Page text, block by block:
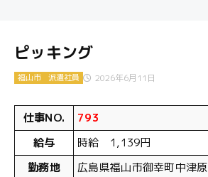
ピッキング
2026年6月11日
福山市 派遣社員
仕事NO.
793
給与
時給 1,139円
勤務地
広島県福山市御幸町中津原